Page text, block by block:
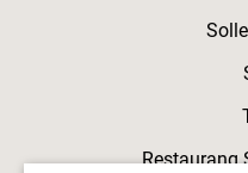
Restaurang